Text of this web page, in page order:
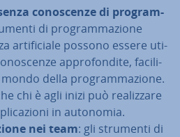
co­no­scen­ze di pro­gram­
di pro­gram­ma­zio­ne
ar­ti­fi­cia­le possono essere uti­
ap­pro­fon­di­te, fa­ci­li­
della pro­gram­ma­zio­ne.
chi è agli inizi può rea­liz­za­re
in autonomia.
nei team: gli strumenti di